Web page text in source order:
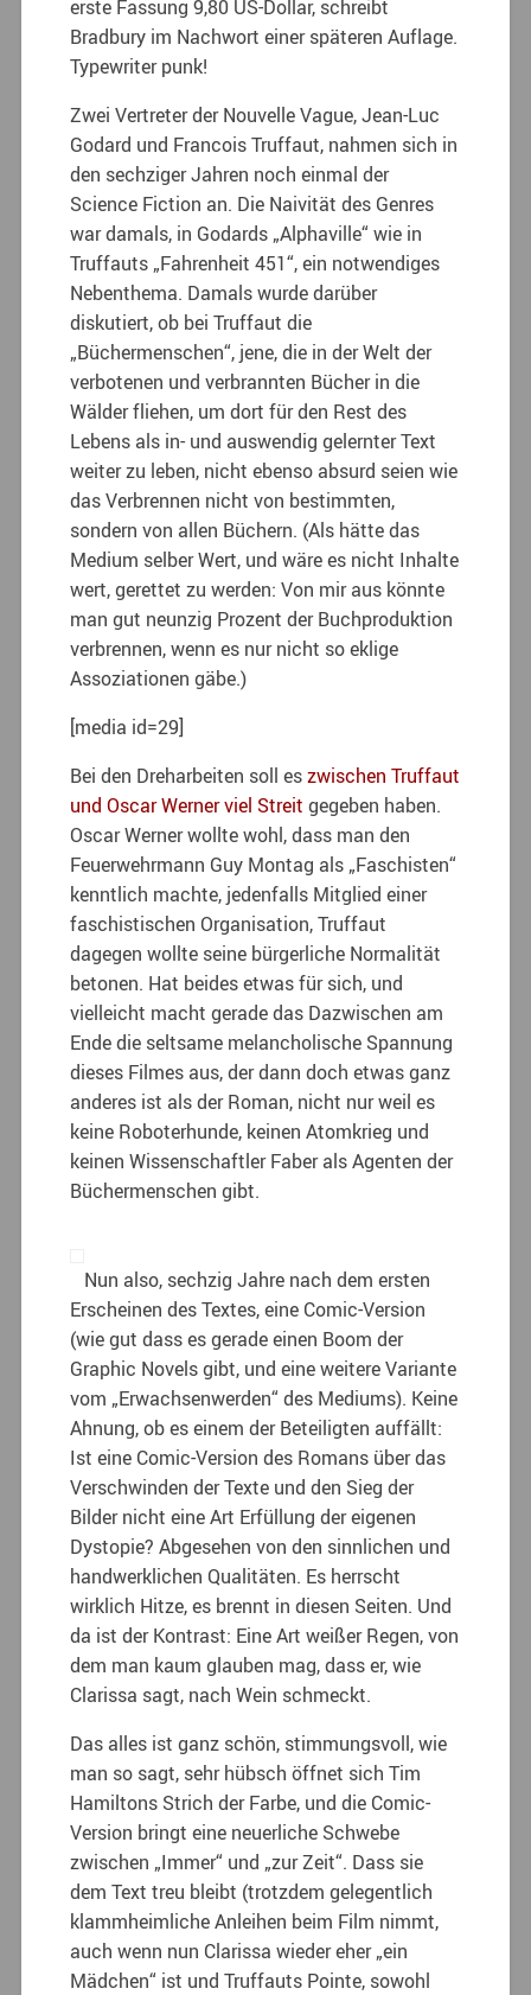
erste Fassung 9,80 US-Dollar, schreibt
Bradbury im Nachwort einer späteren Auflage.
Typewriter punk!
Zwei Vertreter der Nouvelle Vague, Jean-Luc
Godard und Francois Truffaut, nahmen sich in
den sechziger Jahren noch einmal der
Science Fiction an. Die Naivität des Genres
war damals, in Godards „Alphaville“ wie in
Truffauts „Fahrenheit 451“, ein notwendiges
Nebenthema. Damals wurde darüber
diskutiert, ob bei Truffaut die
„Büchermenschen“, jene, die in der Welt der
verbotenen und verbrannten Bücher in die
Wälder fliehen, um dort für den Rest des
Lebens als in- und auswendig gelernter Text
weiter zu leben, nicht ebenso absurd seien wie
das Verbrennen nicht von bestimmten,
sondern von allen Büchern. (Als hätte das
Medium selber Wert, und wäre es nicht Inhalte
wert, gerettet zu werden: Von mir aus könnte
man gut neunzig Prozent der Buchproduktion
verbrennen, wenn es nur nicht so eklige
Assoziationen gäbe.)
[media id=29]
Bei den Dreharbeiten soll eszwischen Truffaut
und Oscar Werner viel Streit gegeben haben.
Oscar Werner wollte wohl, dass man den
Feuerwehrmann Guy Montag als „Faschisten“
kenntlich machte, jedenfalls Mitglied einer
faschistischen Organisation, Truffaut
dagegen wollte seine bürgerliche Normalität
betonen. Hat beides etwas für sich, und
vielleicht macht gerade das Dazwischen am
Ende die seltsame melancholische Spannung
dieses Filmes aus, der dann doch etwas ganz
anderes ist als der Roman, nicht nur weil es
keine Roboterhunde, keinen Atomkrieg und
keinen Wissenschaftler Faber als Agenten der
Büchermenschen gibt.
Nun also, sechzig Jahre nach dem ersten
Erscheinen des Textes, eine Comic-Version
(wie gut dass es gerade einen Boom der
Graphic Novels gibt, und eine weitere Variante
vom „Erwachsenwerden“ des Mediums). Keine
Ahnung, ob es einem der Beteiligten auffällt:
Ist eine Comic-Version des Romans über das
Verschwinden der Texte und den Sieg der
Bilder nicht eine Art Erfüllung der eigenen
Dystopie? Abgesehen von den sinnlichen und
handwerklichen Qualitäten. Es herrscht
wirklich Hitze, es brennt in diesen Seiten. Und
da ist der Kontrast: Eine Art weißer Regen, von
dem man kaum glauben mag, dass er, wie
Clarissa sagt, nach Wein schmeckt.
Das alles ist ganz schön, stimmungsvoll, wie
man so sagt, sehr hübsch öffnet sich Tim
Hamiltons Strich der Farbe, und die Comic-
Version bringt eine neuerliche Schwebe
zwischen „Immer“ und „zur Zeit“. Dass sie
dem Text treu bleibt (trotzdem gelegentlich
klammheimliche Anleihen beim Film nimmt,
auch wenn nun Clarissa wieder eher „ein
Mädchen“ ist und Truffauts Pointe, sowohl